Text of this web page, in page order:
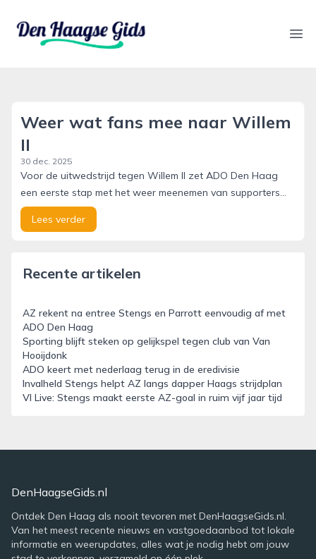
denhaagsegids.nl
Weer wat fans mee naar Willem
II
30 dec. 2025
Voor de uitwedstrijd tegen Willem II zet ADO Den Haag
een eerste stap met het weer meenemen van supporters...
Lees verder
Recente artikelen
AZ rekent na entree Stengs en Parrott eenvoudig af met
ADO Den Haag
Sporting blijft steken op gelijkspel tegen club van Van
Hooijdonk
ADO keert met nederlaag terug in de eredivisie
Invalheld Stengs helpt AZ langs dapper Haags strijdplan
VI Live: Stengs maakt eerste AZ-goal in ruim vijf jaar tijd
DenHaagseGids.nl
Ontdek Den Haag als nooit tevoren met DenHaagseGids.nl.
Van het meest recente nieuws en vastgoedaanbod tot lokale
informatie en weerupdates, alles wat je nodig hebt om jouw